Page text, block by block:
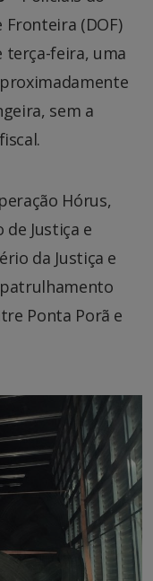
(DOF)
terça-feira, uma
sem a
Hórus,
Justiça e
da Justiça e
Ponta Porã e